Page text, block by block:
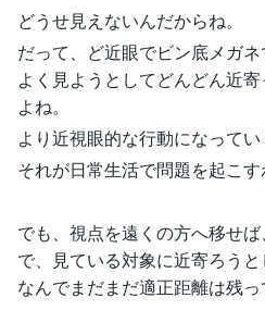
どうせ見えないんだからね。
だって、ど近眼でビン底メガネ
よく見ようとしてどんどん近
よね。
より近視眼的な行動になってい
それが日常生活で問題を起こす
でも、視点を遠くの方へ移せ
で、見ている対象に近寄ろう
なんでまだまだ適正距離は残っ